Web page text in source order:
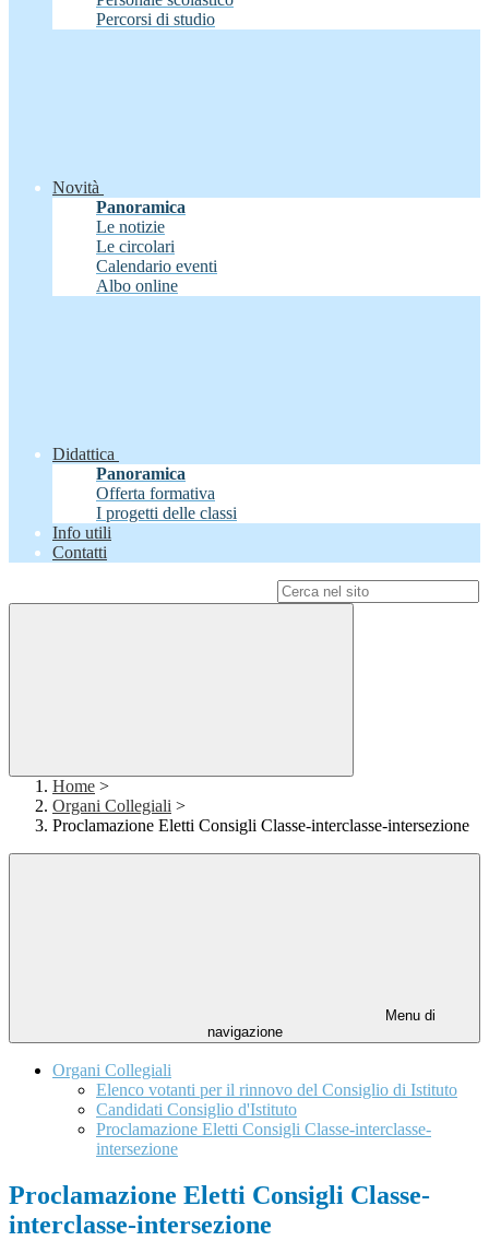
Percorsi di studio
Novità
Panoramica
Le notizie
Le circolari
Calendario eventi
Albo online
Didattica
Panoramica
Offerta formativa
I progetti delle classi
Info utili
Contatti
Home >
Organi Collegiali >
Proclamazione Eletti Consigli Classe-interclasse-intersezione
Menu di
navigazione
Organi Collegiali
Elenco votanti per il rinnovo del Consiglio di Istituto
Candidati Consiglio d'Istituto
Proclamazione Eletti Consigli Classe-interclasse-
intersezione
Proclamazione Eletti Consigli Classe-
interclasse-intersezione